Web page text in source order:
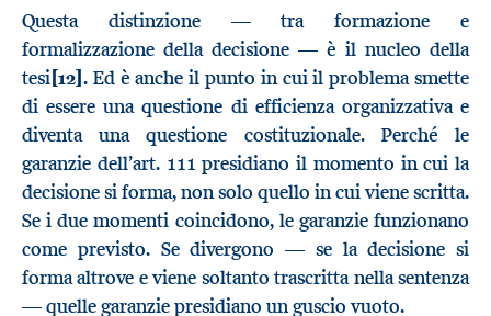
Questa distinzione — tra formazione e
formalizzazione della decisione — è il nucleo della
tesi[12]. Ed è anche il punto in cui il problema smette
di essere una questione di efficienza organizzativa e
diventa una questione costituzionale. Perché le
garanzie dell’art. 111 presidiano il momento in cui la
decisione si forma, non solo quello in cui viene scritta.
Se i due momenti coincidono, le garanzie funzionano
come previsto. Se divergono — se la decisione si
forma altrove e viene soltanto trascritta nella sentenza
— quelle garanzie presidiano un guscio vuoto.